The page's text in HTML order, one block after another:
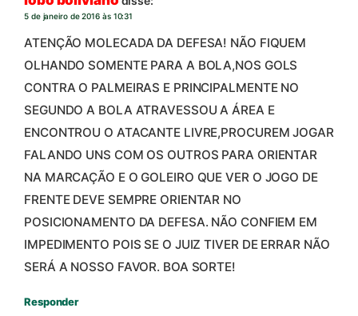
5 de janeiro de 2016 às 10:31
ATENÇÃO MOLECADA DA DEFESA! NÃO FIQUEM
OLHANDO SOMENTE PARA A BOLA,NOS GOLS
CONTRA O PALMEIRAS E PRINCIPALMENTE NO
SEGUNDO A BOLA ATRAVESSOU A ÁREA E
ENCONTROU O ATACANTE LIVRE,PROCUREM JOGAR
FALANDO UNS COM OS OUTROS PARA ORIENTAR
NA MARCAÇÃO E O GOLEIRO QUE VER O JOGO DE
FRENTE DEVE SEMPRE ORIENTAR NO
POSICIONAMENTO DA DEFESA. NÃO CONFIEM EM
IMPEDIMENTO POIS SE O JUIZ TIVER DE ERRAR NÃO
SERÁ A NOSSO FAVOR. BOA SORTE!
Responder